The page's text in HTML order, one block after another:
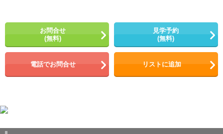
お問合せ
(無料)
見学予約
(無料)
電話でお問合せ リストに追加